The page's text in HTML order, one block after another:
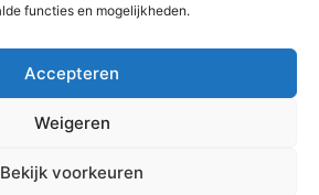
functies en mogelijkheden.
Accepteren
Weigeren
Bekijk voorkeuren
Beroemdheden Contact
Partners Website index
De Sleutel tot een Sterke SEO Strategie